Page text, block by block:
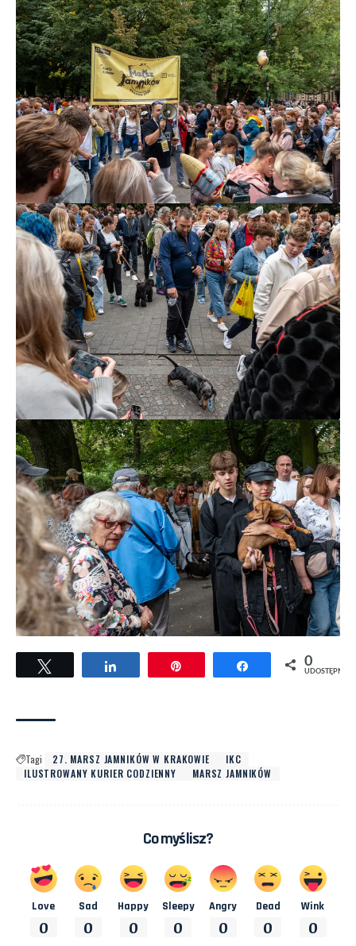
Udostępnij Udostępnij
0
UDOSTĘPNIEŃ
Tagi 27. MARSZ JAMNIKÓW W KRAKOWIE
IKC
ILUSTROWANY KURIER CODZIENNY
MARSZ JAMNIKÓW
Co myślisz?
Love
0
Sad
0
Happy
0
Sleepy
0
Angry
0
Dead
0
Wink
0